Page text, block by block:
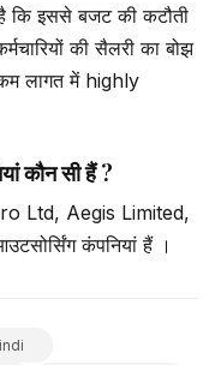
कि इससे बजट की कटौती
की सैलरी का बोझ
लागत में highly
कौन सी हैं ?
Ltd, Aegis Limited,
कंपनियां हैं ।